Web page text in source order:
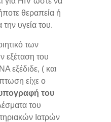
θεραπεία ή
την υγεία του.
των
εξέταση του
εξέδιδε, ( και
είχε ο
του
του
Ιατρών